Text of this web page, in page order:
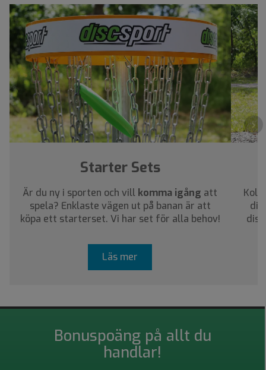
›
Starter Sets
Är du ny i sporten och vill komma igång att
spela? Enklaste vägen ut på banan är att
köpa ett starterset. Vi har set för alla behov!
Läs mer
Bonuspoäng på allt du
handlar!